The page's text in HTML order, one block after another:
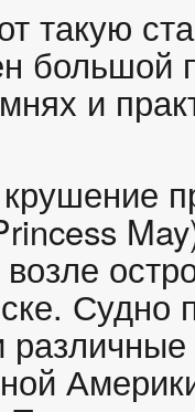
такую
большой
и
возле
Судно